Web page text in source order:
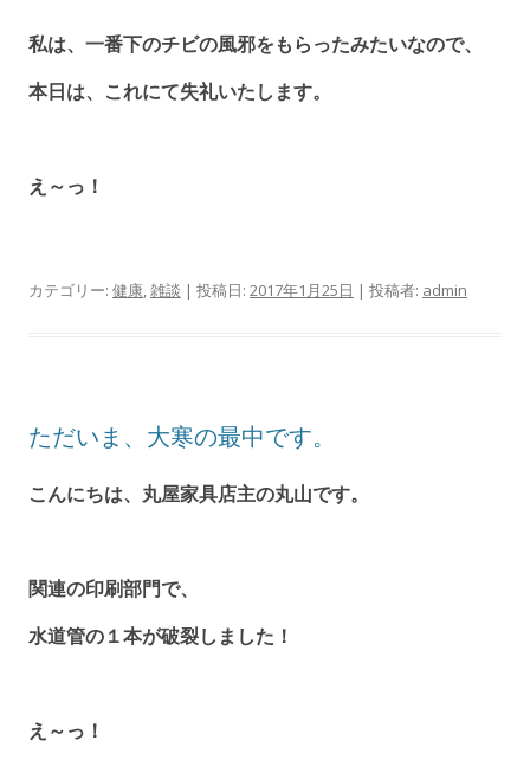
私は、一番下のチビの風邪をもらったみたいなので、
本日は、これにて失礼いたします。
え～っ！
カテゴリー: 健康,雑談 | 投稿日: 2017年1月25日 | 投稿者: admin
ただいま、大寒の最中です。
こんにちは、丸屋家具店主の丸山です。
関連の印刷部門で、
水道管の１本が破裂しました！
え～っ！